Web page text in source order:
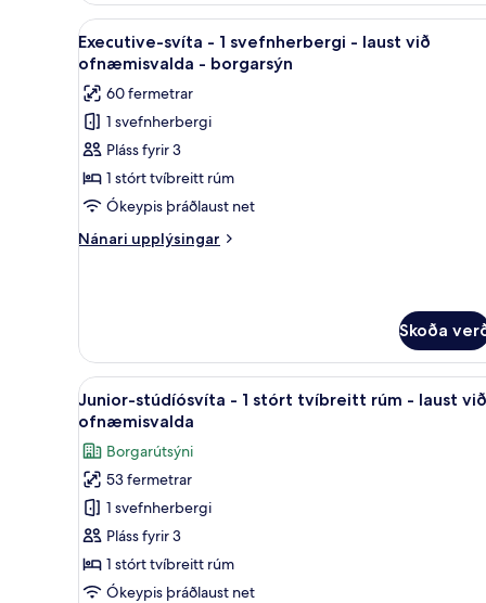
1
stórt
rúm
Skoða
allar
myndir
fyrir
Executive-
svíta
-
1
svefnherbergi
-
-
borgarsýn
Executive-svíta - 1
7
Executive-svíta - 1 svefnherbergi - laust við
ofnæmisvalda - borgarsýn
60 fermetrar
1 svefnherbergi
Pláss fyrir 3
1 stórt tvíbreitt rúm
Ókeypis þráðlaust net
Nánari upplýsingar
Nánari
1
svefnherbergi
-
laust
við
ofnæmisvalda
borgarsýn
Skoða
Skoða
allar
myndir
fyrir
Junior-
stúdíósvíta
-
1
stórt
Junior-stúdíósvíta - 1 stórt
5
Junior-stúdíósvíta - 1 stórt tvíbreitt rúm - laust við
ofnæmisvalda
Borgarútsýni
53 fermetrar
1 svefnherbergi
Pláss fyrir 3
1 stórt tvíbreitt rúm
Ókeypis þráðlaust net